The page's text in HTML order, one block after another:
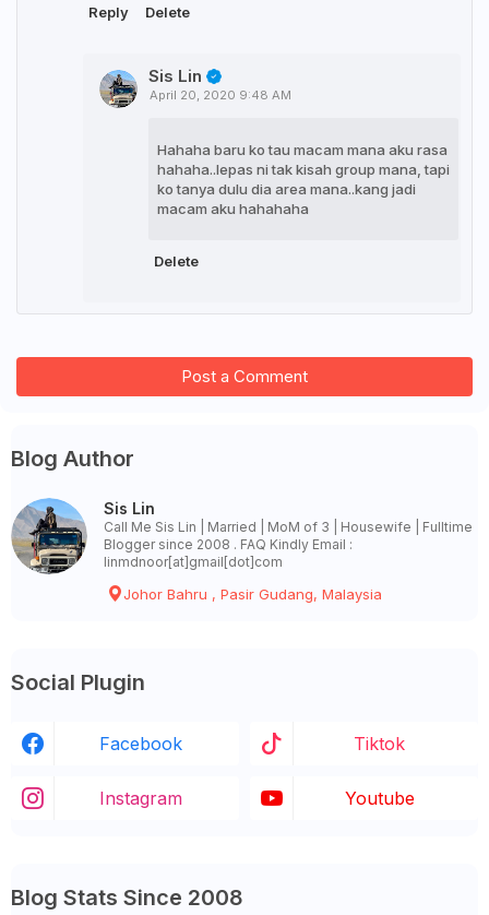
Reply Delete
Sis Lin
April 20, 2020 9:48 AM
Hahaha baru ko tau macam mana aku rasa
hahaha..lepas ni tak kisah group mana, tapi
ko tanya dulu dia area mana..kang jadi
macam aku hahahaha
Delete
Post a Comment
Blog Author
Sis Lin
Call Me Sis Lin | Married | MoM of 3 | Housewife | Fulltime
Blogger since 2008 . FAQ Kindly Email :
linmdnoor[at]gmail[dot]com
Johor Bahru , Pasir Gudang, Malaysia
Social Plugin
Facebook Tiktok
Instagram Youtube
Blog Stats Since 2008